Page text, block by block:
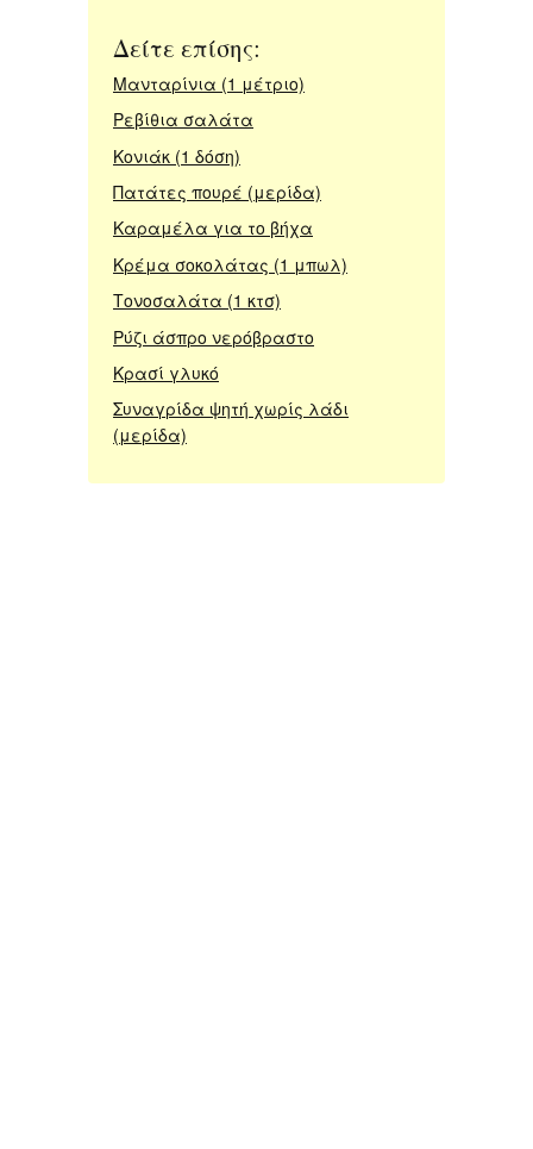
Δείτε επίσης:
Μανταρίνια (1 μέτριο)
Ρεβίθια σαλάτα
Κονιάκ (1 δόση)
Πατάτες πουρέ (μερίδα)
Καραμέλα για το βήχα
Κρέμα σοκολάτας (1 μπωλ)
Τονοσαλάτα (1 κτσ)
Ρύζι άσπρο νερόβραστο
Κρασί γλυκό
Συναγρίδα ψητή χωρίς λάδι
(μερίδα)